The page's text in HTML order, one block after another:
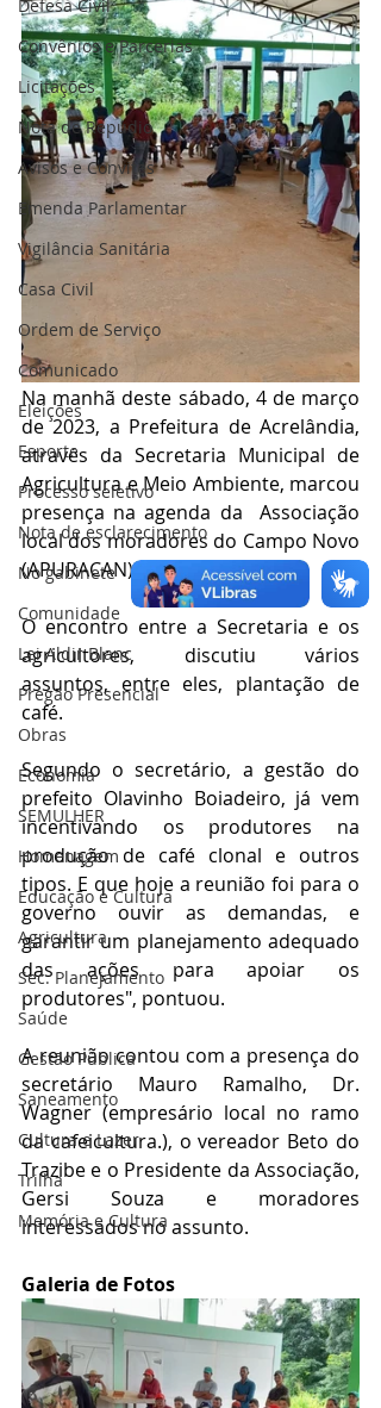
Defesa Civil
Convênios e Parcerias
Licitações
Nota de Repúdio
Avisos e Convites
Emenda Parlamentar
Vigilância Sanitária
Casa Civil
Ordem de Serviço
Comunicado
Eleições
Esporte
Processo seletivo
Nota de esclarecimento
No gabinete
Comunidade
Lei Aldir Blanc
Pregão Presencial
Obras
Economia
SEMULHER
Homenagem
Educação e Cultura
Agricultura
Sec. Planejamento
Saúde
Gestão Pública
Saneamento
Cultura e Lazer
Trilha
Memória e Cultura
Na manhã deste sábado, 4 de março
de 2023, a Prefeitura de Acrelândia,
através da Secretaria Municipal de
Agricultura e Meio Ambiente, marcou
presença na agenda da  Associação
local dos moradores do Campo Novo
(APURACAN).
O encontro entre a Secretaria e os
agricultores, discutiu vários
assuntos, entre eles, plantação de
café.
Segundo o secretário, a gestão do
prefeito Olavinho Boiadeiro, já vem
incentivando os produtores na
produção de café clonal e outros
tipos. E que hoje a reunião foi para o
governo ouvir as demandas, e
garantir um planejamento adequado
das ações para apoiar os
produtores", pontuou.
A reunião contou com a presença do
secretário Mauro Ramalho, Dr.
Wagner (empresário local no ramo
da cafeicultura.), o vereador Beto do
Trazibe e o Presidente da Associação,
Gersi Souza e moradores
interessados no assunto.
Galeria de Fotos